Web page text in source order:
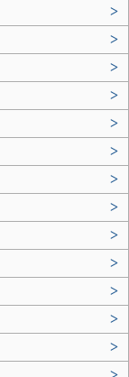
>
>
>
>
>
>
>
>
>
>
>
>
>